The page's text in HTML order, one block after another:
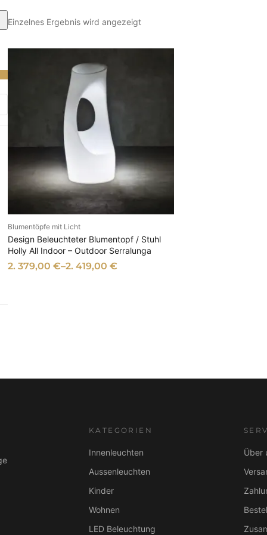
Einzelnes Ergebnis wird angezeigt
Blumentöpfe mit Licht
Design Beleuchteter Blumentopf / Stuhl
Holly All Indoor – Outdoor Serralunga
2. 379,00 €–2. 419,00 €
AUSFÜHRUNG WÄHLEN
KATEGORIEN
Innenleuchten
Aussenleuchten
Kinder
Wohnen
LED Beleuchtung
Über